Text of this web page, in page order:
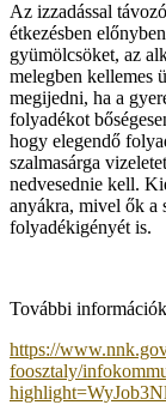
Az izzadással
étkezésben
gyümölcsöket, az
melegben kellemes
megijedni, ha a
folyadékot
hogy elegendő
szalmasárga
nedvesednie kell.
anyákra, mivel ők a
folyadékigényét is.
További
https://
foosztaly/